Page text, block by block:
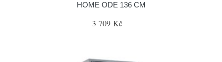
HOME ODE 136 CM
3 709 Kč